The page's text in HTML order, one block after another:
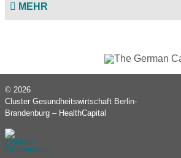
MEHR
© 2026
Cluster Gesundheitswirtschaft Berlin-
Brandenburg – HealthCapital